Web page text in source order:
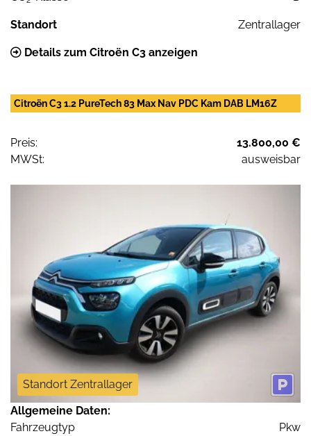
Standort Zentrallager
Details zum Citroën C3 anzeigen
Citroën C3 1.2 PureTech 83 Max Nav PDC Kam DAB LM16Z
Preis:
13.800,00 €
MWSt:
ausweisbar
Standort Zentrallager
Allgemeine Daten:
Fahrzeugtyp
Pkw